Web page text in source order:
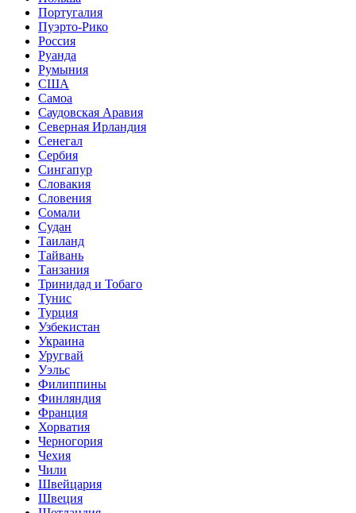
Португалия
Пуэрто-Рико
Россия
Руанда
Румыния
США
Самоа
Саудовская Аравия
Северная Ирландия
Сенегал
Сербия
Сингапур
Словакия
Словения
Сомали
Судан
Таиланд
Тайвань
Танзания
Тринидад и Тобаго
Тунис
Турция
Узбекистан
Украина
Уругвай
Уэльс
Филиппины
Финляндия
Франция
Хорватия
Черногория
Чехия
Чили
Швейцария
Швеция